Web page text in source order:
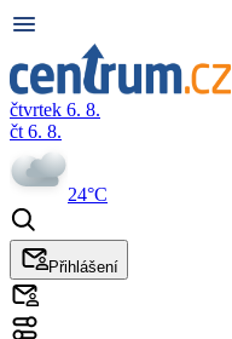
čtvrtek 6. 8.
čt 6. 8.
24°C
Přihlášení